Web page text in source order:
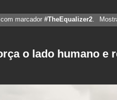
com marcador#TheEqualizer2.
o lado humano e